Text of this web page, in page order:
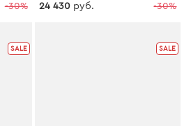
-30% -30%
24 430 руб.
SALE SALE